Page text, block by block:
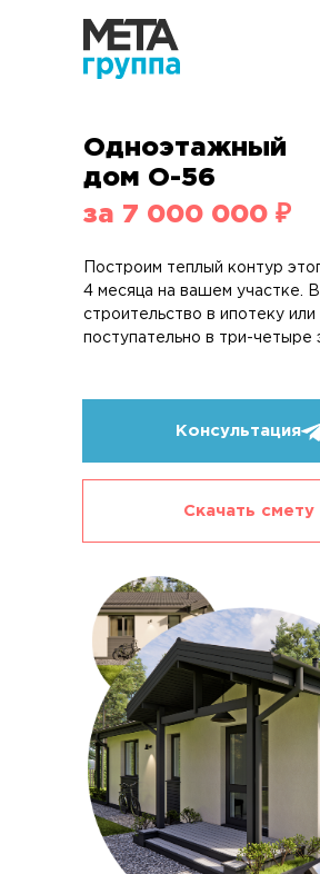
Одноэтажный
дом О-56
Построим теплый контур
4 месяца на вашем участке.
строительство в ипотеку или
поступательно в три-четыре
за 7 000 000 ₽
Скачать смету
Консультация
Консультация